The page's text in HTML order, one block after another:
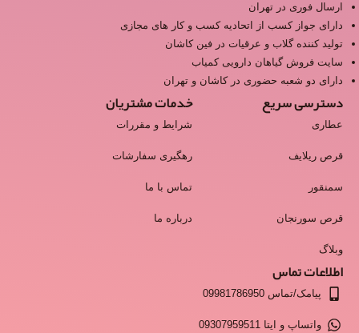
ارسال فوری در تهران
دارای جواز کسب از اتحادیه کسب و کار های مجازی
تولید کننده گلاب و عرقیات در فین کاشان
سایت فروش گیاهان دارویی کمیاب
دارای دو شعبه حضوری در کاشان و تهران
دسترسی سریع
عطاری
قرص ریلایف
سمنقور
قرص سورنجان
وبلاگ
خدمات مشتریان
شرایط و مقررات
رهگیری سفارشات
تماس با ما
درباره ما
اطلاعات تماس
پیامک/تماس 09981786950
واتساپ و ایتا 09307959511